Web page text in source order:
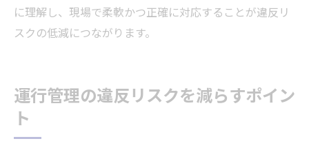
に理解し、現場で柔軟かつ正確に対応することが違反リ
スクの低減につながります。
運行管理の違反リスクを減らすポイン
ト